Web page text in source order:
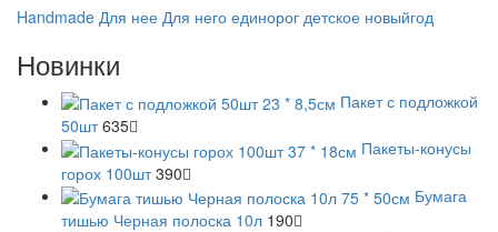
Handmade Для нее Для него единорог детское новыйгод
Новинки
Пакет с подложкой
50шт 635
Пакеты-конусы
горох 100шт 390
Бумага
тишью Черная полоска 10л 190